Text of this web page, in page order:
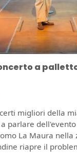
a
migliori della
parlare
La Maura nella
riapre il